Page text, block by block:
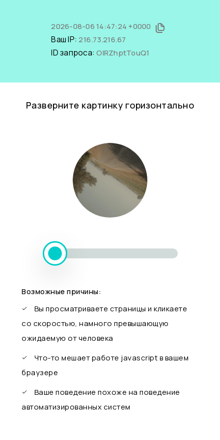
2026-08-06 14:47:24 +0000
Ваш IP:216.73.216.67
ID запроса:OlRZhptTouQ1
Разверните картинку горизонтально
Возможные причины:
Вы просматриваете страницы и кликаете
со скоростью, намного превышающую
ожидаемую от человека
Что-то мешает работе javascript в вашем
браузере
Ваше поведение похоже на поведение
автоматизированных систем